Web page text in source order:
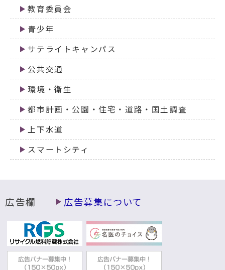
教育委員会
青少年
サテライトキャンパス
公共交通
環境・衛生
都市計画・公園・住宅・道路・国土調査
上下水道
スマートシティ
広告欄 広告募集について